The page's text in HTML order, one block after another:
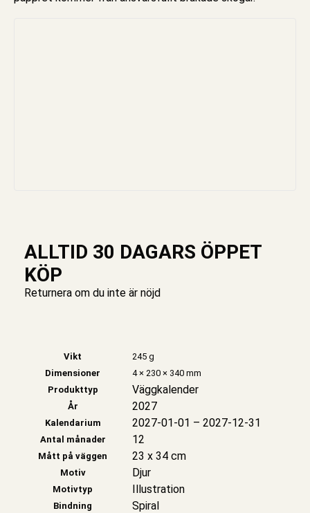
ALLTID 30 DAGARS ÖPPET
KÖP
Returnera om du inte är nöjd
Vikt
245 g
Dimensioner
4 × 230 × 340 mm
Produkttyp
Väggkalender
År 2027
Kalendarium 2027-01-01 – 2027-12-31
Antal månader 12
Mått på väggen 23 x 34 cm
Motiv Djur
Motivtyp Illustration
Bindning Spiral